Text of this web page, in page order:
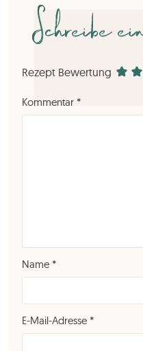
Schreibe
Rezept Bewertung
Kommentar *
Name *
E-Mail-Adresse *